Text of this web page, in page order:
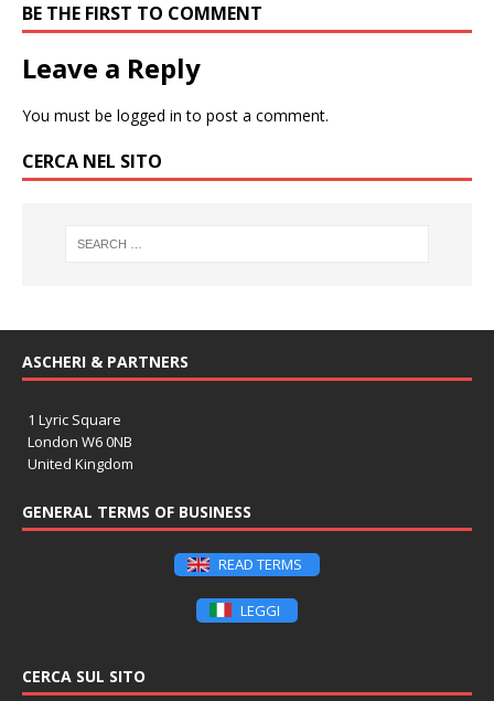
BE THE FIRST TO COMMENT
Leave a Reply
You must be logged in to post a comment.
CERCA NEL SITO
ASCHERI & PARTNERS
1 Lyric Square
London W6 0NB
United Kingdom
GENERAL TERMS OF BUSINESS
READ TERMS
LEGGI
CERCA SUL SITO